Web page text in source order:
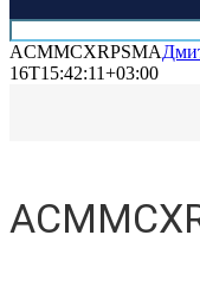
ACMMCXRPSMA
16T15:42:11+03:00